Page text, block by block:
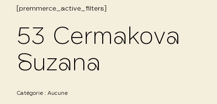
[premmerce_active_filters]
53 Cermakova
Suzana
Catégorie : Aucune